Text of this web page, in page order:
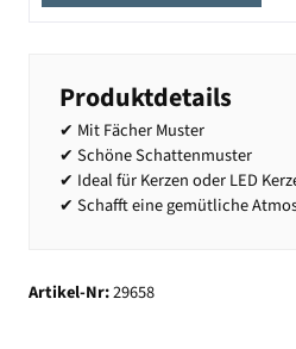
Produktdetails
✔ Mit Fächer Muster
✔ Schöne Schattenmuster
✔ Ideal für Kerzen oder LED
✔ Schafft eine gemütliche
Artikel-Nr:29658